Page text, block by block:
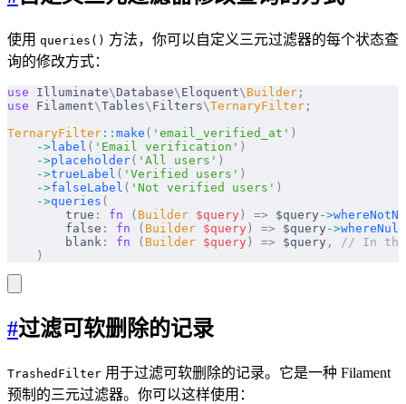
使用 queries() 方法，你可以自定义三元过滤器的每个状态查
询的修改方式：
use Illuminate\ Database\ Eloquent\ Builder ;
use Filament\Tables\ Filters\TernaryFilter ;
TernaryFilter :: make ( 'email_verified_at' )
    ->
label ( 'Email verification' )
    ->
placeholder( 'All users' )
    ->
trueLabel ( 'Verified users' )
    ->
falseLabel ( 'Not verified users' )
    ->
queries (
        true
: fn ( Builder $query ) => $query ->
        false
: fn ( Builder $query ) => $query ->whereNull
        blank
: fn ( Builder $query ) => $query ,
// In this
    )
#过滤可软删除的记录
TrashedFilter 用于过滤可软删除的记录。它是一种 Filament
预制的三元过滤器。你可以这样使用：